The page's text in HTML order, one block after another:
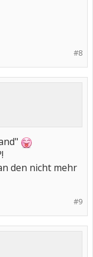
#8
den nicht mehr
#9